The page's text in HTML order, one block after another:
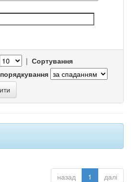
| Сортування
назад 1 далі